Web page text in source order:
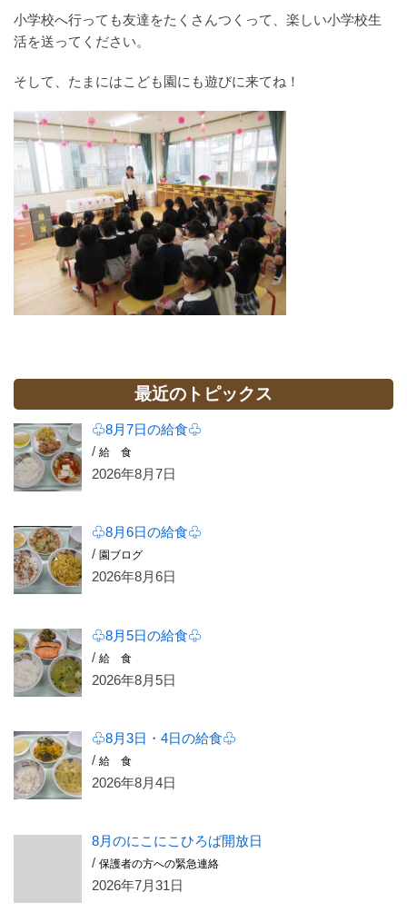
小学校へ行っても友達をたくさんつくって、楽しい小学校生
活を送ってください。
そして、たまにはこども園にも遊びに来てね！
最近のトピックス
♧8月7日の給食♧
/給 食
2026年8月7日
♧8月6日の給食♧
/園ブログ
2026年8月6日
♧8月5日の給食♧
/給 食
2026年8月5日
♧8月3日・4日の給食♧
/給 食
2026年8月4日
8月のにこにこひろば開放日
/保護者の方への緊急連絡
2026年7月31日